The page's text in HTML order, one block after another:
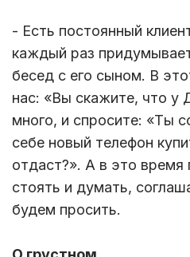
- Есть постоянный
каждый раз
бесед с его сыном. В
нас: «Вы скажите, что у
много, и спросите: «Ты
себе новый телефон
отдаст?». А в это время
стоять и думать,
будем просить.